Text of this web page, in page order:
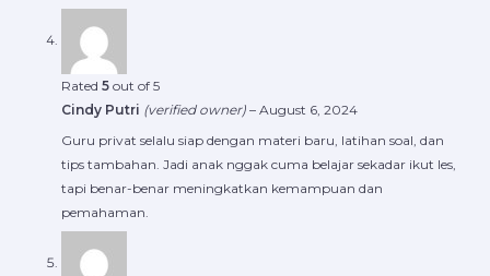
Rated 5 out of 5
Cindy Putri (verified owner) – August 6, 2024
Guru privat selalu siap dengan materi baru, latihan soal, dan
tips tambahan. Jadi anak nggak cuma belajar sekadar ikut les,
tapi benar-benar meningkatkan kemampuan dan
pemahaman.